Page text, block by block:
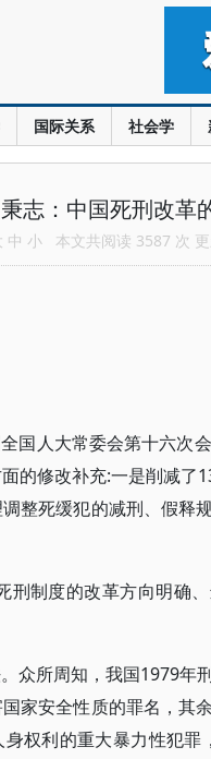
国际关系 社会学
志：中国死刑改革
中 小 本文共阅读 3587 次
国人大常委会第十六次
的修改补充:一是削减了
整死缓犯的减刑、假释
刑制度的改革方向明确
众所周知，我国1979年
家安全性质的罪名，其
权利的重大暴力性犯